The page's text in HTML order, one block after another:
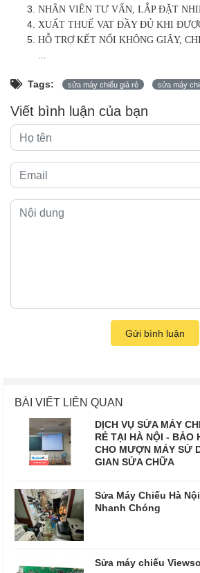
NHÂN VIÊN TƯ VẤN, LẮP ĐẶT
XUẤT THUẾ VAT ĐẦY ĐỦ KHI
HỖ TRỢ KẾT NỐI KHÔNG GIÂY,
Tags: sửa máy chiếu giá rẻ sửa máy
Viết bình luận của bạn
Gửi bình luận
BÀI VIẾT LIÊN QUAN
DỊCH VỤ SỬA MÁY
RẺ TẠI HÀ NỘI - BẢO
CHO MƯỢN MÁY SỬ
GIAN SỬA CHỮA
Sửa Máy Chiếu Hà
Nhanh Chóng
Sửa máy chiếu